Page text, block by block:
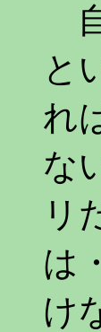
と
れ
な
リ
は
け